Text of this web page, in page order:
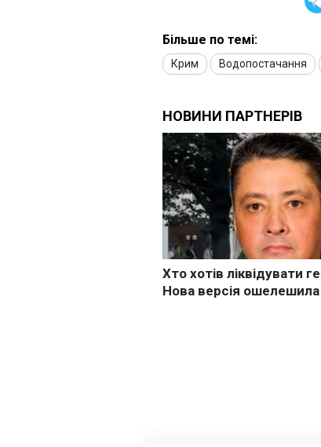
Більше по темі:
Крим Водопостачання